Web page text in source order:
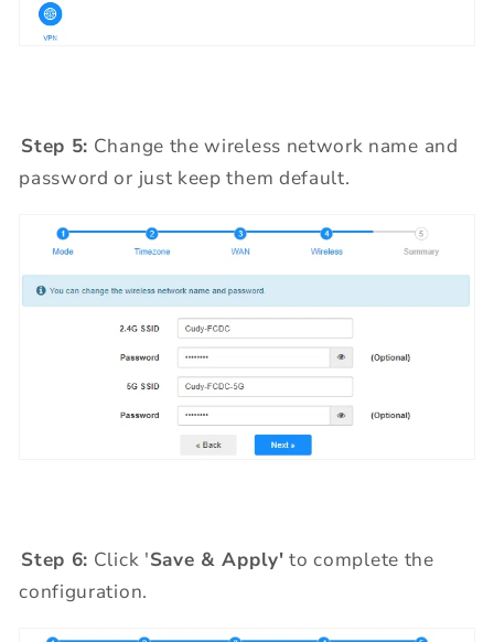
Step 5: Change the wireless network name and
password or just keep them default.
Step 6: Click 'Save & Apply' to complete the
configuration.